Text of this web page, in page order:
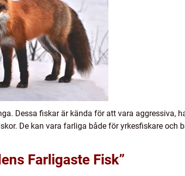
Dessa fiskar är kända för att vara aggressiva,
De kan vara farliga både för yrkesfiskare och
Farligaste Fisk”